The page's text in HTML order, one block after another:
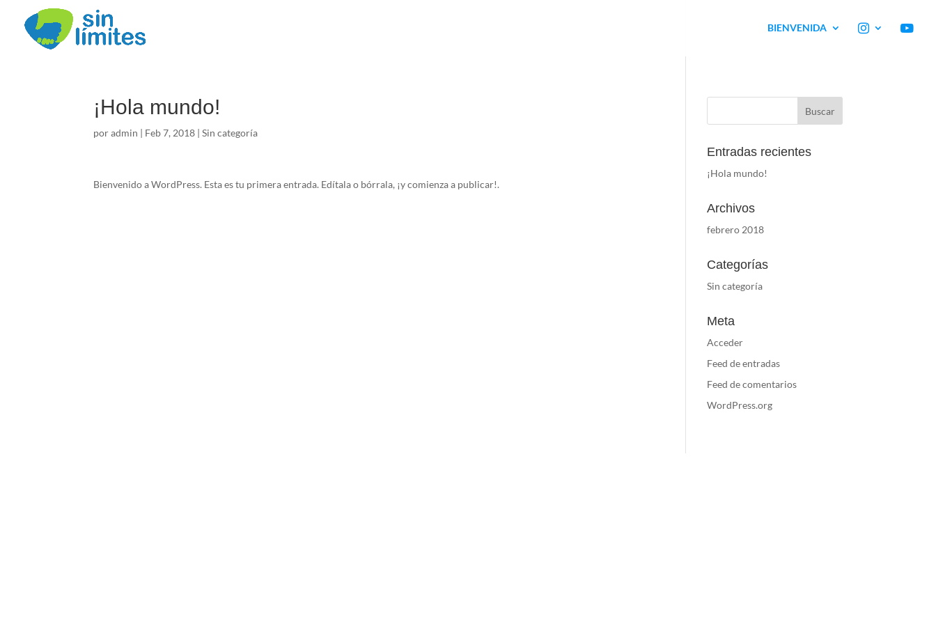
BIENVENIDA
¡Hola mundo!
poradmin | Feb 7, 2018 |Sin categoría
Bienvenido a WordPress. Esta es tu primera entrada. Edítala o bórrala, ¡y comienza a publicar!.
Entradas recientes
¡Hola mundo!
Archivos
febrero 2018
Categorías
Sin categoría
Meta
Acceder
Feed de entradas
Feed de comentarios
WordPress.org